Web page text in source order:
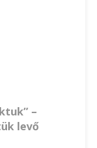
–
levő